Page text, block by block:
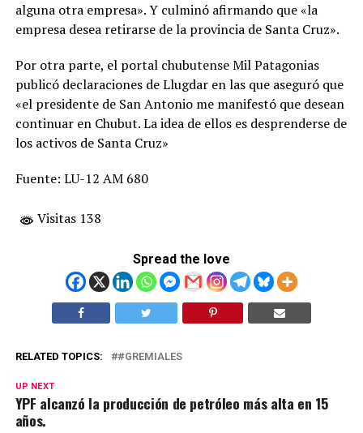
alguna otra empresa». Y culminó afirmando que «la
empresa desea retirarse de la provincia de Santa Cruz».
Por otra parte, el portal chubutense Mil Patagonias
publicó declaraciones de Llugdar en las que aseguró que
«el presidente de San Antonio me manifestó que desean
continuar en Chubut. La idea de ellos es desprenderse de
los activos de Santa Cruz»
Fuente: LU-12 AM 680
Visitas 138
Spread the love
RELATED TOPICS: #GREMIALES
UP NEXT
YPF alcanzó la producción de petróleo más alta en 15
años.